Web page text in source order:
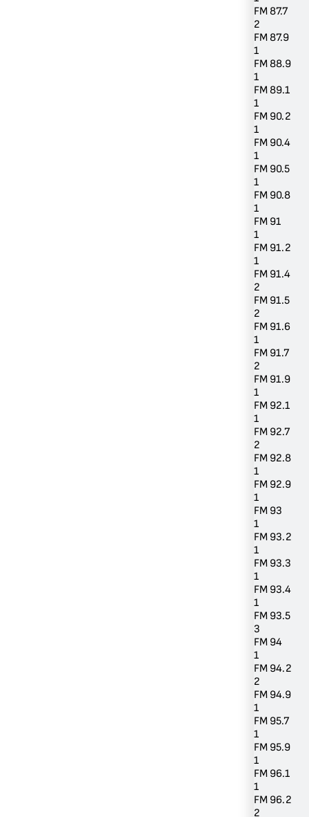
FM 87.7
2
FM 87.9
1
FM 88.9
1
FM 89.1
1
FM 90.2
1
FM 90.4
1
FM 90.5
1
FM 90.8
1
FM 91
1
FM 91.2
1
FM 91.4
2
FM 91.5
2
FM 91.6
1
FM 91.7
2
FM 91.9
1
FM 92.1
1
FM 92.7
2
FM 92.8
1
FM 92.9
1
FM 93
1
FM 93.2
1
FM 93.3
1
FM 93.4
1
FM 93.5
3
FM 94
1
FM 94.2
2
FM 94.9
1
FM 95.7
1
FM 95.9
1
FM 96.1
1
FM 96.2
2